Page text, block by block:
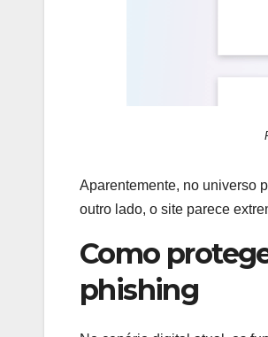
Aparentemente, no universo
outro lado, o site parece
Como
phishing